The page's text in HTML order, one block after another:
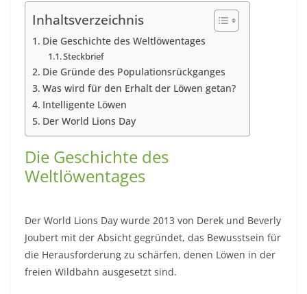
Inhaltsverzeichnis
Die Geschichte des Weltlöwentages
Steckbrief
Die Gründe des Populationsrückganges
Was wird für den Erhalt der Löwen getan?
Intelligente Löwen
Der World Lions Day
Die Geschichte des
Weltlöwentages
Der World Lions Day wurde 2013 von Derek und Beverly
Joubert mit der Absicht gegründet, das Bewusstsein für
die Herausforderung zu schärfen, denen Löwen in der
freien Wildbahn ausgesetzt sind.